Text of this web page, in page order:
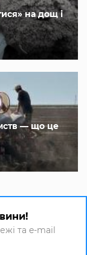
на дощ і
— що це
та e-mail